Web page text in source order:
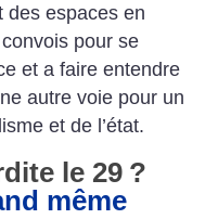
des espaces en
pour se
et a faire entendre
autre voie pour un
et de l’état.
le 29 ?
même